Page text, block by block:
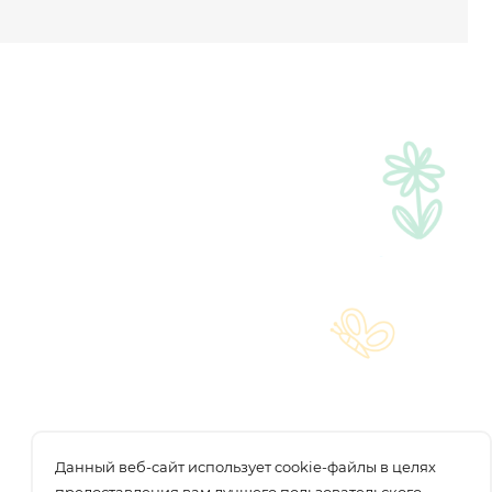
Данный веб-сайт использует cookie-файлы в целях